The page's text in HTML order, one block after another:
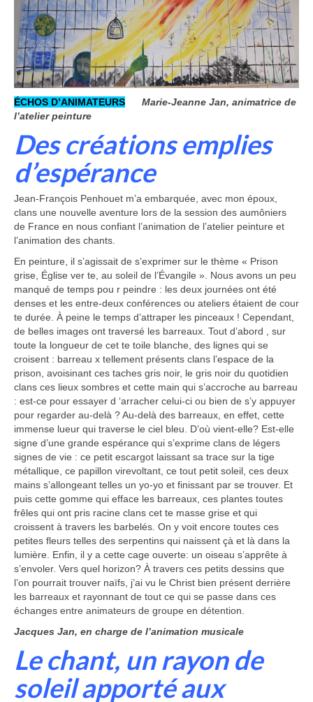
ÉCHOS D’ANIMATEURS
Marie-Jeanne Jan, animatrice de
l’atelier peinture
Des créations emplies
d’espérance
Jean-François Penhouet m’a embarquée, avec mon époux,
clans une nouvelle aventure lors de la session des aumôniers
de France en nous confiant l’animation de l’atelier peinture et
l’animation des chants.
En peinture, il s’agissait de s’exprimer sur le thème « Prison
grise, Église ver te, au soleil de l’Évangile ». Nous avons un peu
manqué de temps pou r peindre : les deux journées ont été
denses et les entre-deux confé­rences ou ateliers étaient de cour
te durée. À peine le temps d’attraper les pinceaux ! Cependant,
de belles images ont traversé les barreaux. Tout d’abord , sur
toute la longueur de cet te toile blanche, des lignes qui se
croisent : barreau x tellement présents clans l’espace de la
prison, avoisinant ces taches gris noir, le gris noir du quotidien
clans ces lieux sombres et cette main qui s’accroche au barreau
: est-ce pour essayer d ‘arracher celui-ci ou bien de s’y appuyer
pour regarder au-delà ? Au-delà des barreaux, en effet, cette
immense lueur qui traverse le ciel bleu. D’où vient-elle? Est-elle
signe d’une grande espérance qui s’exprime clans de légers
signes de vie : ce petit escargot laissant sa trace sur la tige
métallique, ce papillon virevoltant, ce tout petit soleil, ces deux
mains s’allongeant telles un yo-yo et finissant par se trouver. Et
puis cette gomme qui efface les barreaux, ces plantes toutes
frêles qui ont pris racine clans cet te masse grise et qui
croissent à travers les barbelés. On y voit encore toutes ces
petites fleurs telles des serpentins qui naissent çà et là dans la
lumière. Enfin, il y a cette cage ouverte: un oiseau s’apprête à
s’envoler. Vers quel horizon? À travers ces petits dessins que
l’on pourrait trouver naïfs, j’ai vu le Christ bien présent derrière
les barreaux et rayonnant de tout ce qui se passe dans ces
échanges entre animateurs de groupe en détention.
Jacques Jan, en charge de l’animation musicale
Le chant, un rayon de
soleilapporté aux